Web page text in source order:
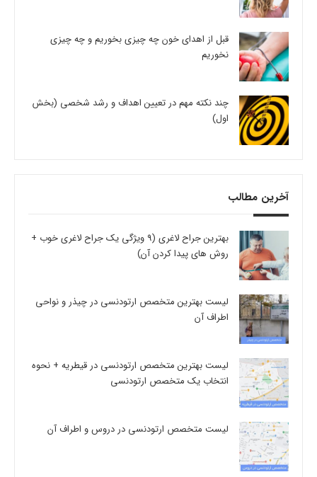
قبل از اهدای خون چه چیزی بخوریم و چه چیزی
نخوریم
چند نکته مهم در تعیین اهداف و رشد شخصی (بخش
اول)
آخرین مطالب
بهترین جراح لاغری (9 ویژگی یک جراح لاغری خوب +
روش های پیدا کردن آن)
لیست بهترین متخصص ارتودنسی در چیذر و نواحی
اطراف آن
لیست بهترین متخصص ارتودنسی در قیطریه + نحوه
انتخاب یک متخصص ارتودنسی
لیست متخصص ارتودنسی در دروس و اطراف آن